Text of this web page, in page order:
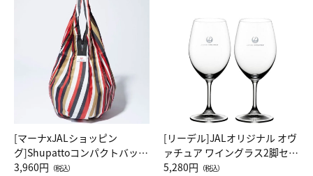
[マーナxJALショッピン
グ]Shupattoコンパクトバッグ
Drop JAL客室乗務員（LC）ス
3,960円 （税込）
[リーデル]JALオリジナル オヴ
ァチュア ワイングラス2脚セッ
ト（レッドワイン）
5,280円 （税込）